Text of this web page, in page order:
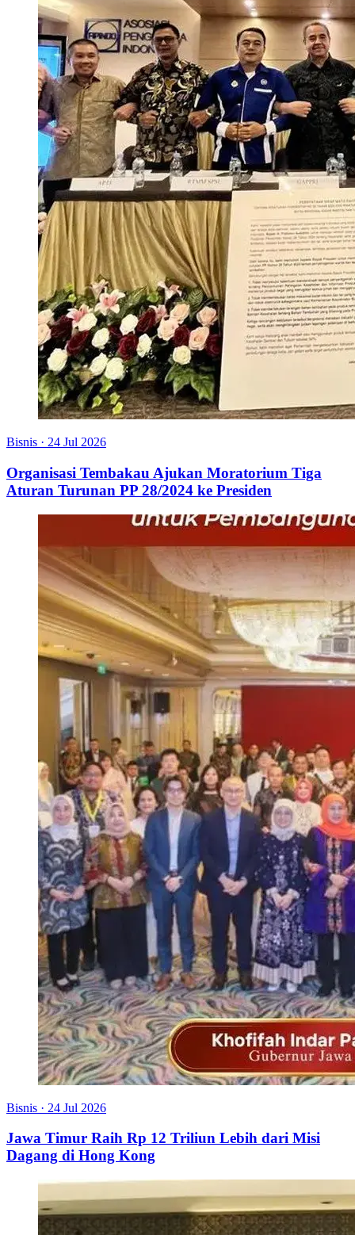
Bisnis · 24 Jul 2026
Organisasi Tembakau Ajukan Moratorium Tiga
Aturan Turunan PP 28/2024 ke Presiden
Bisnis · 24 Jul 2026
Jawa Timur Raih Rp 12 Triliun Lebih dari Misi
Dagang di Hong Kong